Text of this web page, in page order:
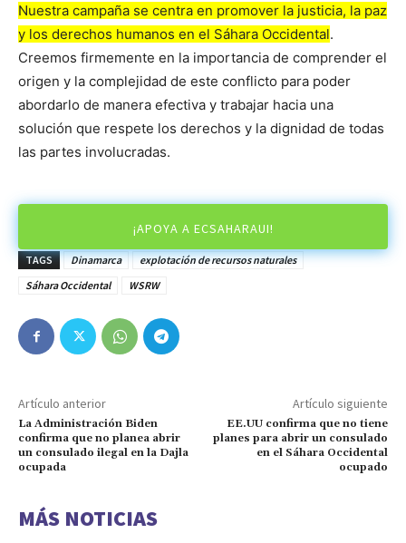
Nuestra campaña se centra en promover la justicia, la paz
y los derechos humanos en el Sáhara Occidental.
Creemos firmemente en la importancia de comprender el
origen y la complejidad de este conflicto para poder
abordarlo de manera efectiva y trabajar hacia una
solución que respete los derechos y la dignidad de todas
las partes involucradas.
¡APOYA A ECSAHARAUI!
TAGS Dinamarca
explotación de recursos naturales
Sáhara Occidental
WSRW
Artículo anterior
La Administración Biden
confirma que no planea abrir
un consulado ilegal en la Dajla
ocupada
Artículo siguiente
EE.UU confirma que no tiene
planes para abrir un consulado
en el Sáhara Occidental
ocupado
MÁS NOTICIAS